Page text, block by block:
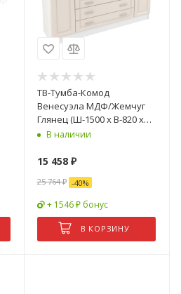
ТВ-Тумба-Комод
Венесуэла МДФ/Жемчуг
Глянец (Ш-1500 х В-820 х
Г-420 мм)
В наличии
15 458₽
25 764₽ -40%
+ 1546 ₽ бонус
В КОРЗИНУ